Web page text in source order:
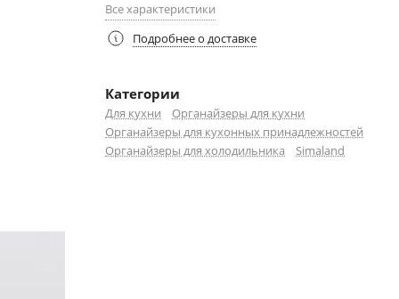
Все характеристики
Подробнее о доставке
Категории
Для кухни
Органайзеры для кухни
Органайзеры для кухонных принадлежностей
Органайзеры для холодильника
Simaland